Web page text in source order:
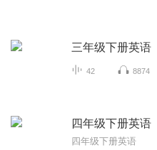
三年级下册英语
42 8874
四年级下册英语
四年级下册英语